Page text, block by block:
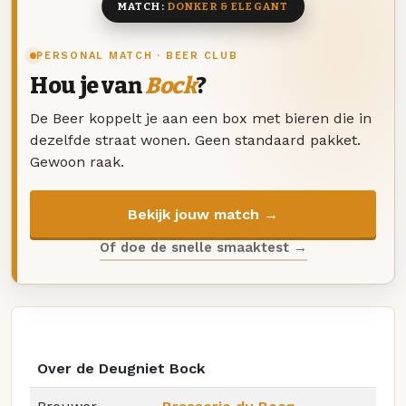
PERSONAL MATCH · BEER CLUB
Hou je vanBock?
De Beer koppelt je aan een box met bieren die in
dezelfde straat wonen. Geen standaard pakket.
Gewoon raak.
Bekijk jouw match →
Of doe de snelle smaaktest →
MATCH: DONKER & ELEGANT
Over de Deugniet Bock